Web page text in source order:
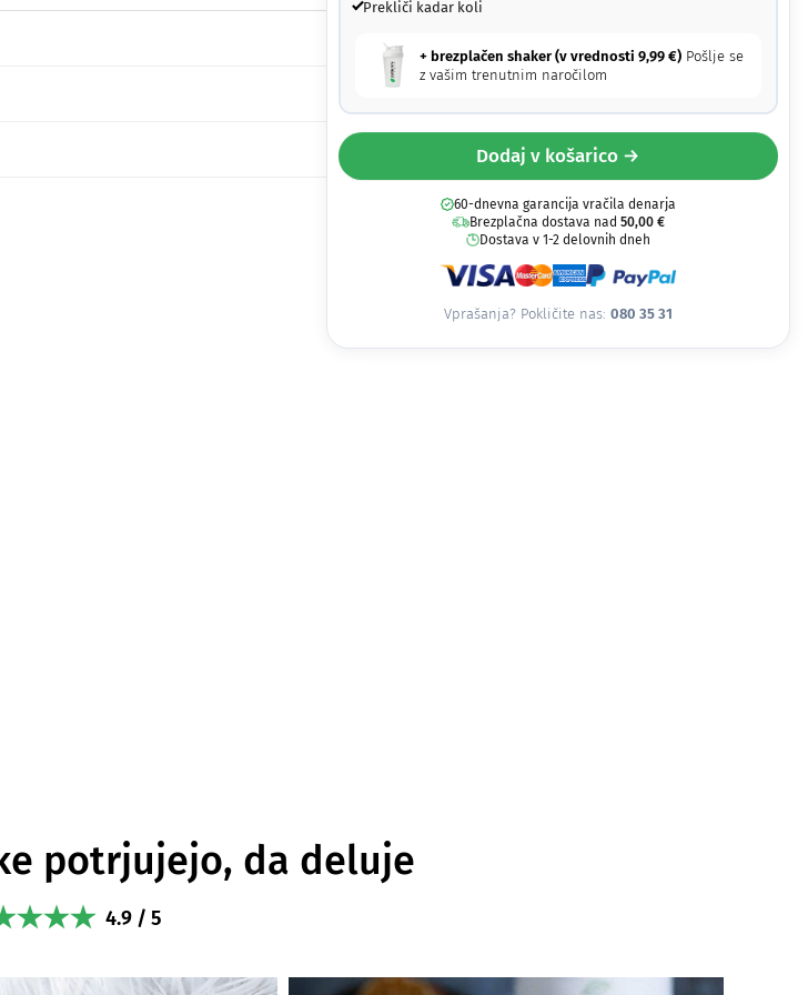
Prekliči kadar koli
+ brezplačen shaker (v vrednosti9,99€) Pošlje se
z vašim trenutnim naročilom
Dodaj v košarico →
60-dnevna garancija vračila denarja
Brezplačna dostava nad 50,00 €
Dostava v 1-2 delovnih dneh
Vprašanja? Pokličite nas: 080 35 31
potrjujejo, da deluje
4.9 / 5